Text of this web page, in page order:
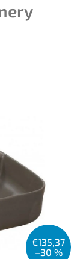
€135,37
–30 %